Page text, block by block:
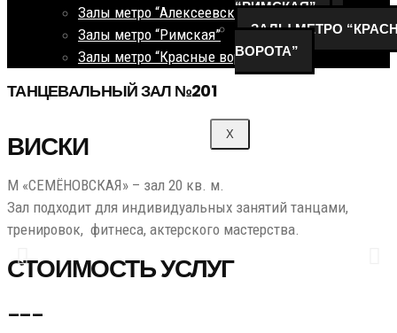
“РИМСКАЯ”
ЗАЛЫ МЕТРО
ВОРОТА”
X
Залы метро “Алексеевская”
Залы метро “Римская”
Залы метро “Красные ворота”
ТАНЦЕВАЛЬНЫЙ ЗАЛ №201
ВИСКИ
М «СЕМЁНОВСКАЯ» – зал 20 кв. м.
Зал подходит для индивидуальных занятий танцами,
тренировок, фитнеса, актерского мастерства.
СТОИМОСТЬ УСЛУГ